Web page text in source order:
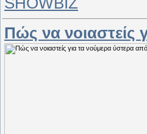
Πώς να νοιαστείς